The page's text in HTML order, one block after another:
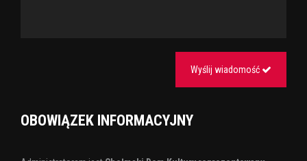
Wyślij wiadomość
OBOWIĄZEK INFORMACYJNY